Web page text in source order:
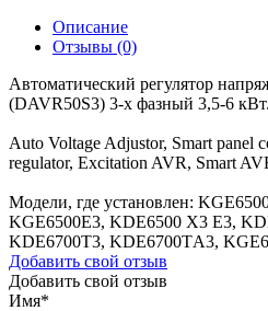
Описание
Отзывы (0)
Автоматический регулятор
(DAVR50S3) 3-х фазный 3,5-6 кВт.
Auto Voltage Adjustor, Smart panel
regulator, Excitation AVR, Smart
Модели, где установлен:
KGE6500E3, KDE6500 X3 E3,
KDE6700T3, KDE6700TА3,
Добавить свой отзыв
Добавить свой отзыв
Имя*